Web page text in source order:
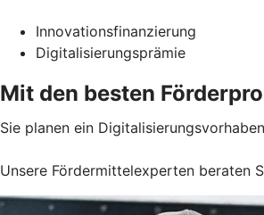
Innovationsfinanzierung
Digitalisierungsprämie
Mit den besten
Sie planen ein
Unsere Fördermittelexperten beraten